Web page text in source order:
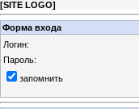
[SITE LOGO]
Форма входа
Логин:
Пароль:
запомнить